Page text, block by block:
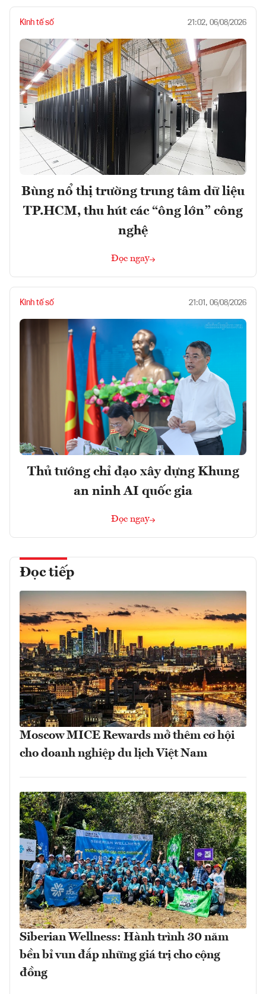
Kinh tế số 21:02, 06/08/2026
Bùng nổ thị trường trung tâm dữ liệu
TP.HCM, thu hút các “ông lớn” công
nghệ
Đọc ngay
Kinh tế số 21:01, 06/08/2026
Thủ tướng chỉ đạo xây dựng Khung
an ninh AI quốc gia
Đọc ngay
Đọc tiếp
Moscow MICE Rewards mở thêm cơ hội
cho doanh nghiệp du lịch Việt Nam
Siberian Wellness: Hành trình 30 năm
bền bỉ vun đắp những giá trị cho cộng
đồng